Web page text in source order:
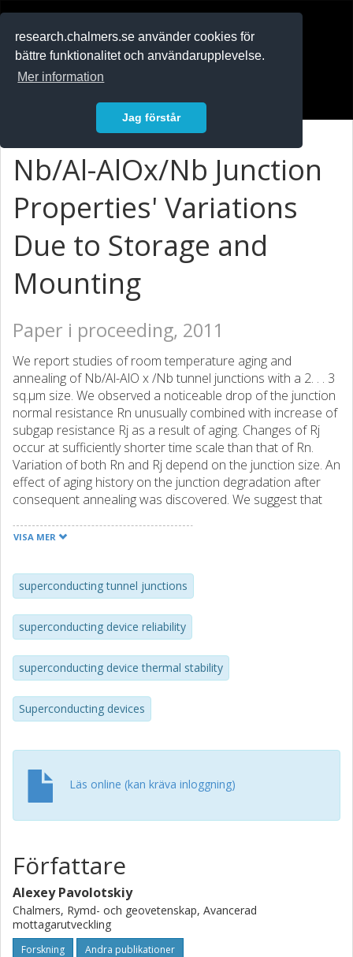
research.chalmers.se använder cookies för
bättre funktionalitet och användarupplevelse.
Mer information
Jag förstår
Nb/Al-AlOx/Nb Junction
Properties' Variations
Due to Storage and
Mounting
Paper i proceeding, 2011
We report studies of room temperature aging and
annealing of Nb/Al-AlO x /Nb tunnel junctions with a 2. . . 3
sq.µm size. We observed a noticeable drop of the junction
normal resistance Rn unusually combined with increase of
subgap resistance Rj as a result of aging. Changes of Rj
occur at sufficiently shorter time scale than that of Rn.
Variation of both Rn and Rj depend on the junction size. An
effect of aging history on the junction degradation after
consequent annealing was discovered. We suggest that
be explained by diffusional ordering and structural
AlO x tunnel layer is enhanced due to the intrinsic stress
relaxation (creep) processes in the underlying Al layer.
Also, we discuss the influence of dicing the wafer into the
single mixer chip on the junction aging behavior.
VISA MER
superconducting tunnel junctions
superconducting device reliability
superconducting device thermal stability
Superconducting devices
Läs online (kan kräva inloggning)
Författare
Alexey Pavolotskiy
Chalmers, Rymd- och geovetenskap, Avancerad
mottagarutveckling
Forskning Andra publikationer